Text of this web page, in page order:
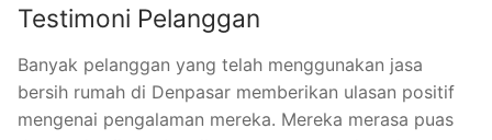
Testimoni Pelanggan
Banyak pelanggan yang telah menggunakan jasa
bersih rumah di Denpasar memberikan ulasan positif
mengenai pengalaman mereka. Mereka merasa puas